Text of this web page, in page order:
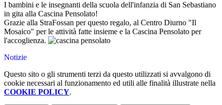
I bambini e le insegnanti della scuola dell'infanzia di San Sebastiano
in gita alla Cascina Pensolato!
Grazie alla StraFossan per questo regalo, al Centro Diurno "Il
Mosaico" per le attività fatte insieme e la Cascina Pensolato per
l'accoglienza.
Notizie
Questo sito o gli strumenti terzi da questo utilizzati si avvalgono di
cookie necessari al funzionamento ed utili alle finalità illustrate nella
COOKIE POLICY.